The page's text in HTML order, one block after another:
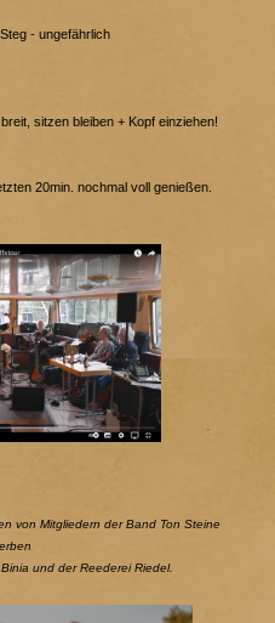
- ungefährlich
sitzen bleiben + Kopf einziehen!
20min. nochmal voll genießen.
von Mitgliedern der Band Ton Steine
und der Reederei Riedel.